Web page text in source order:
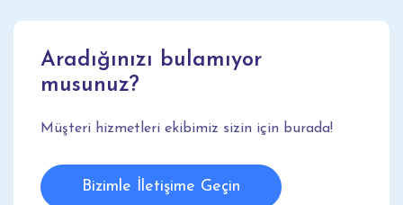
Aradığınızı bulamıyor
musunuz?
Müşteri hizmetleri ekibimiz sizin için burada!
Bizimle İletişime Geçin